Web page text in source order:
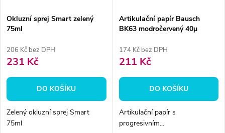
p
r
o
d
u
s
p
r
o
d
Okluzní sprej Smart zelený
75ml
206 Kč bez DPH
231 Kč
DO KOŠÍKU
Zelený okluzní sprej Smart
75ml
Artikulační papír Bausch
BK63 modročervený 40µ
174 Kč bez DPH
211 Kč
DO KOŠÍKU
Artikulační papír s
progresivním...